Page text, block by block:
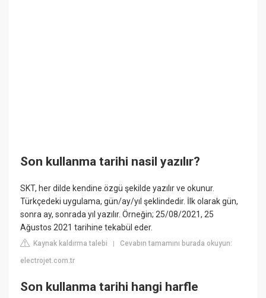
Son kullanma tarihi nasil yazılır?
SKT, her dilde kendine özgü şekilde yazılır ve okunur.
Türkçedeki uygulama, gün/ay/yıl şeklindedir. İlk olarak gün,
sonra ay, sonrada yıl yazılır. Örneğin; 25/08/2021, 25
Ağustos 2021 tarihine tekabül eder.
Kaynak kaldırma talebi |Cevabın tamamını burada okuyun:
electrojet.com.tr
Son kullanma tarihi hangi harfle